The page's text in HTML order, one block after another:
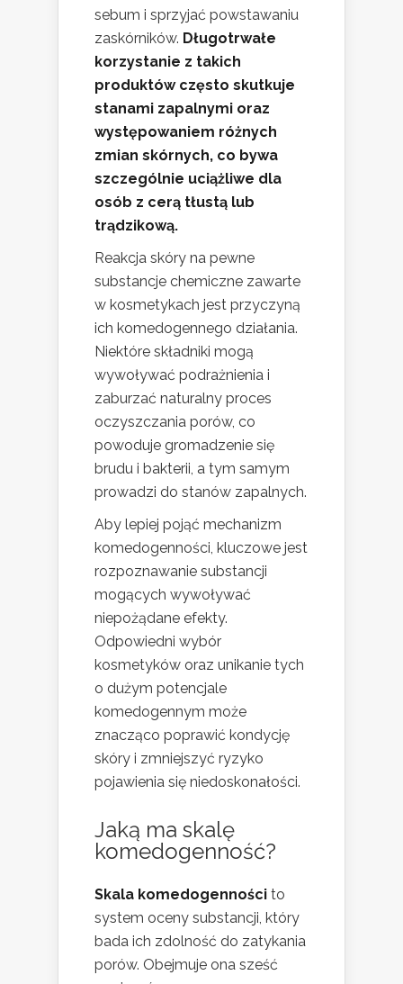
sebum i sprzyjać powstawaniu
zaskórników. Długotrwałe
korzystanie z takich
produktów często skutkuje
stanami zapalnymi oraz
występowaniem różnych
zmian skórnych, co bywa
szczególnie uciążliwe dla
osób z cerą tłustą lub
trądzikową.
Reakcja skóry na pewne
substancje chemiczne zawarte
w kosmetykach jest przyczyną
ich komedogennego działania.
Niektóre składniki mogą
wywoływać podrażnienia i
zaburzać naturalny proces
oczyszczania porów, co
powoduje gromadzenie się
brudu i bakterii, a tym samym
prowadzi do stanów zapalnych.
Aby lepiej pojąć mechanizm
komedogenności, kluczowe jest
rozpoznawanie substancji
mogących wywoływać
niepożądane efekty.
Odpowiedni wybór
kosmetyków oraz unikanie tych
o dużym potencjale
komedogennym może
znacząco poprawić kondycję
skóry i zmniejszyć ryzyko
pojawienia się niedoskonałości.
Jaką ma skalę
komedogenność?
Skala komedogenności to
system oceny substancji, który
bada ich zdolność do zatykania
porów. Obejmuje ona sześć